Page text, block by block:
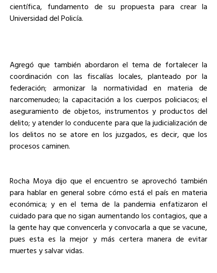
científica, fundamento de su propuesta para crear la
Universidad del Policía.
Agregó que también abordaron el tema de fortalecer la
coordinación con las fiscalías locales, planteado por la
federación; armonizar la normatividad en materia de
narcomenudeo; la capacitación a los cuerpos policiacos; el
aseguramiento de objetos, instrumentos y productos del
delito; y atender lo conducente para que la judicialización de
los delitos no se atore en los juzgados, es decir, que los
procesos caminen.
Rocha Moya dijo que el encuentro se aprovechó también
para hablar en general sobre cómo está el país en materia
económica; y en el tema de la pandemia enfatizaron el
cuidado para que no sigan aumentando los contagios, que a
la gente hay que convencerla y convocarla a que se vacune,
pues esta es la mejor y más certera manera de evitar
muertes y salvar vidas.